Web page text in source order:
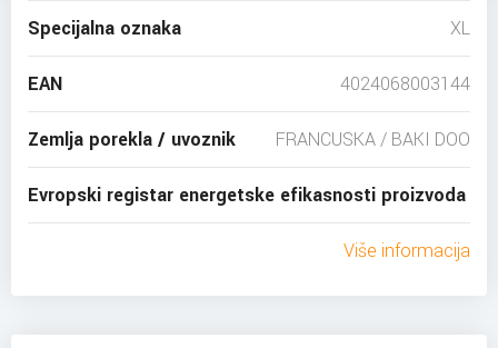
Specijalna oznaka XL
EAN 4024068003144
Zemlja porekla / uvoznik FRANCUSKA / BAKI DOO
Evropski registar energetske efikasnosti proizvoda
Više informacija